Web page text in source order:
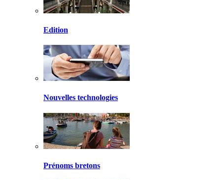
Edition
Nouvelles technologies
Prénoms bretons